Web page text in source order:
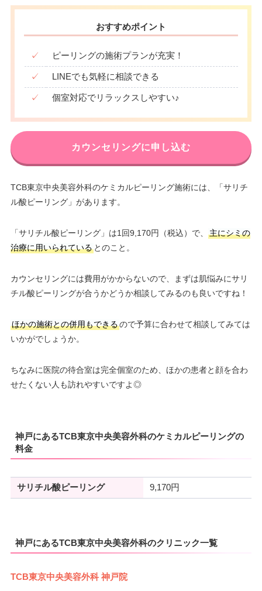
おすすめポイント
✓ ピーリングの施術プランが充実！
✓ LINEでも気軽に相談できる
✓ 個室対応でリラックスしやすい♪
カウンセリングに申し込む
TCB東京中央美容外科のケミカルピーリング施術には、「サリチ
ル酸ピーリング」があります。
「サリチル酸ピーリング」は1回9,170円（税込）で、
主にシミの
治療に用いられているとのこと。
カウンセリングには費用がかからないので、まずは肌悩みにサリ
チル酸ピーリングが合うかどうか相談してみるのも良いですね！
ほかの施術との併用もできるので予算に合わせて相談してみては
いかがでしょうか。
ちなみに医院の待合室は完全個室のため、ほかの患者と顔を合わ
せたくない人も訪れやすいですよ◎
神戸にあるTCB東京中央美容外科のケミカルピーリングの
料金
サリチル酸ピーリング 9,170円
神戸にあるTCB東京中央美容外科のクリニック一覧
TCB東京中央美容外科 神戸院